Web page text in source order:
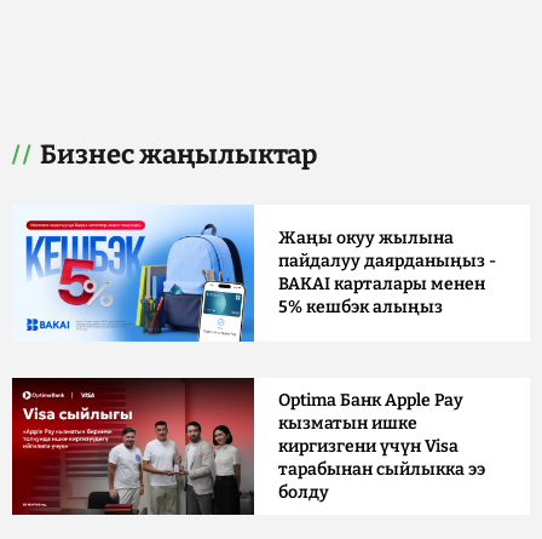
Бизнес жаңылыктар
Жаңы окуу жылына
пайдалуу даярданыңыз -
BAKAI карталары менен
5% кешбэк алыңыз
Optima Банк Apple Pay
кызматын ишке
киргизгени үчүн Visa
тарабынан сыйлыкка ээ
болду